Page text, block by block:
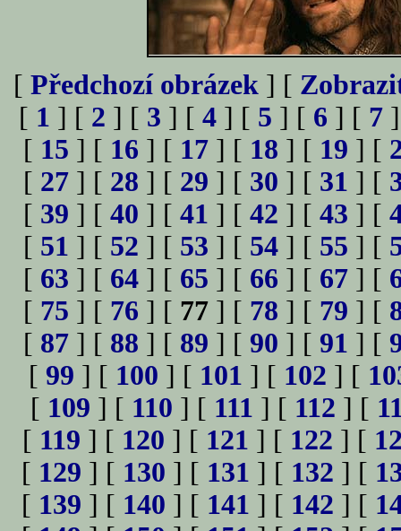
[ Předchozí obrázek ] [
[ 1 ] [ 2 ] [ 3 ] [ 4 ] [ 5 ] [ 6 ] [ 7
[ 15 ] [ 16 ] [ 17 ] [ 18 ] [ 19 ] [
[ 27 ] [ 28 ] [ 29 ] [ 30 ] [ 31 ] [
[ 39 ] [ 40 ] [ 41 ] [ 42 ] [ 43 ] [
[ 51 ] [ 52 ] [ 53 ] [ 54 ] [ 55 ] [
[ 63 ] [ 64 ] [ 65 ] [ 66 ] [ 67 ] [
[ 75 ] [ 76 ] [ 77 ] [ 78 ] [ 79 ] [
[ 87 ] [ 88 ] [ 89 ] [ 90 ] [ 91 ] [
[ 99 ] [ 100 ] [ 101 ] [ 102 ] [
[ 109 ] [ 110 ] [ 111 ] [ 112 ] [
[ 119 ] [ 120 ] [ 121 ] [ 122 ] [
[ 129 ] [ 130 ] [ 131 ] [ 132 ] [
[ 139 ] [ 140 ] [ 141 ] [ 142 ] [